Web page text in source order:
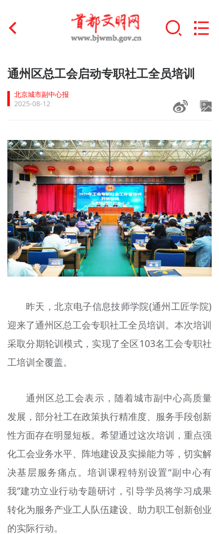
首页
文明创建
文明培育
+
未成年人思想道德建设
榜样人物
+
身边好人
文明评论
北京宣传文化引导基金
宣传思想文化人才
专题
资料库
+
通州区总工会启动专职社工全员培训
北京城市副中心报
2025-08-12
昨天，北京电子信息技师学院(通州工匠学院)
迎来了通州区总工会专职社工全员培训。本次培训
采取分期轮训模式，实现了全区103名工会专职社
工培训全覆盖。
通州区总工会表示，随着城市副中心高质量
发展，部分社工在政策执行精准度、服务手段创新
性方面存在明显短板。希望通过这次培训，重点强
化工会业务水平、阵地建设及实操能力等，切实解
决基层服务痛点。培训课程特别设置“副中心有
我”建功立业行动专题研讨，引导学员将学习成果
转化为服务产业工人队伍建设、助力职工创新创业
的实际行动。